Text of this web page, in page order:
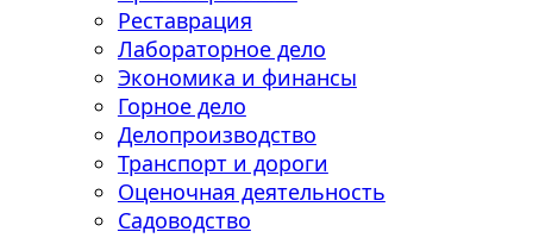
Реставрация
Лабораторное дело
Экономика и финансы
Горное дело
Делопроизводство
Транспорт и дороги
Оценочная деятельность
Садоводство